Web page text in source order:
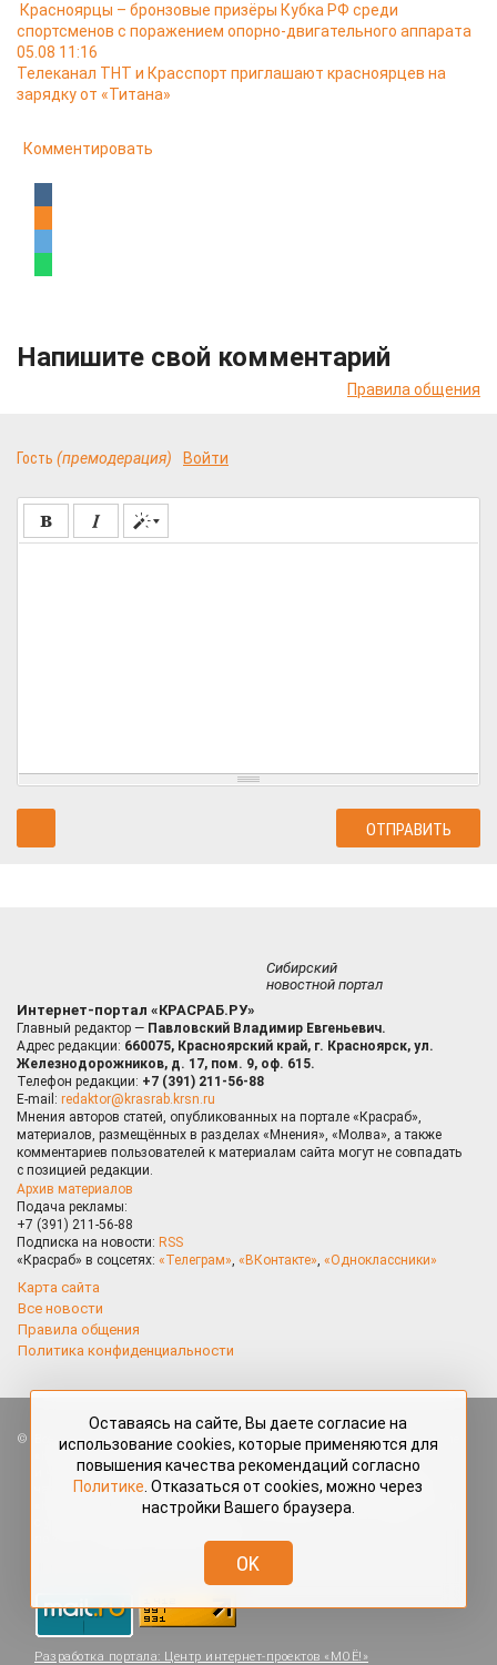
Красноярцы – бронзовые призёры Кубка РФ среди
спортсменов с поражением опорно-двигательного аппарата
05.08 11:16
Телеканал ТНТ и Красспорт приглашают красноярцев на
зарядку от «Титана»
Комментировать
Напишите свой комментарий
Правила общения
Гость (премодерация) Войти
Сибирский
новостной портал
Интернет-портал «КРАСРАБ.РУ»
Главный редактор — Павловский Владимир Евгеньевич.
Адрес редакции: 660075, Красноярский край, г. Красноярск, ул.
Железнодорожников, д. 17, пом. 9, оф. 615.
Телефон редакции: +7 (391) 211-56-88
E-mail: redaktor@krasrab.krsn.ru
Мнения авторов статей, опубликованных на портале «Красраб»,
материалов, размещённых в разделах «Мнения», «Молва», а также
комментариев пользователей к материалам сайта могут не совпадать
с позицией редакции.
Архив материалов
Подача рекламы:
+7 (391) 211-56-88
Подписка на новости: RSS
«Красраб» в соцсетях: «Телеграм», «ВКонтакте», «Одноклассники»
Карта сайта
Все новости
Правила общения
Политика конфиденциальности
Все права защищены. Любые материалы, размещённые на портале
«Красраб.ру» сотрудниками редакции, нештатными авторами
и читателями, являются объектами авторского права. Полное или
частичное использование материалов, размещённых на портале
«Красраб.ру», допускается только с письменного согласия редакции
redaktor@krasrab.krsn.ru.
Разработка портала: Центр интернет-проектов «МОЁ!»
Оставаясь на сайте, Вы даете согласие на
использование cookies, которые применяются для
повышения качества рекомендаций согласно
Политике . Отказаться от cookies, можно через
настройки Вашего браузера.
OK